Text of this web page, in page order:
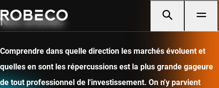
Nos articles
Comprendre dans quelle direction les marchés évoluent et
quelles en sont les répercussions est la plus grande gageure
de tout professionnel de l'investissement. On n'y parvient